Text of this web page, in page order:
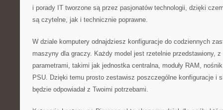
i porady IT tworzone są przez pasjonatów technologii, dzięki
są czytelne, jak i technicznie poprawne.
W dziale komputery odnajdziesz konfiguracje do codziennych
maszyny dla graczy. Każdy model jest rzetelnie przedstawiony,
parametrami, takimi jak jednostka centralna, moduły RAM,
PSU. Dzięki temu prosto zestawisz poszczególne konfiguracje i
będzie odpowiadał z Twoimi potrzebami.